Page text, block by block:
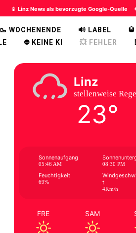
📱 Linz News als bevorzugte Google-Quelle
🥾 WOCHENENDE 🔊 LABEL
⛔ KEINE KI 💥 FEHLER
Linz
stellenweise
23°
Sonnenaufgang
05:46 AM 08:30 PM
Feuchtigkeit
69%
t
4Km/h
FRE SAM